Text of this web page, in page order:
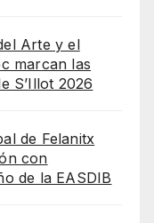
Arte y el
marcan las
S’Illot 2026
de Felanitx
con
de la EASDIB